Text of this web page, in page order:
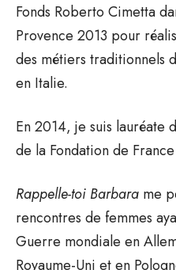
Fonds Roberto Cimetta
Provence 2013 pour
des métiers traditionnels
en Italie.
En 2014, je suis lauréate
de la Fondation de
Rappelle-toi Barbara me
rencontres de femmes
Guerre mondiale en
Royaume-Uni et en